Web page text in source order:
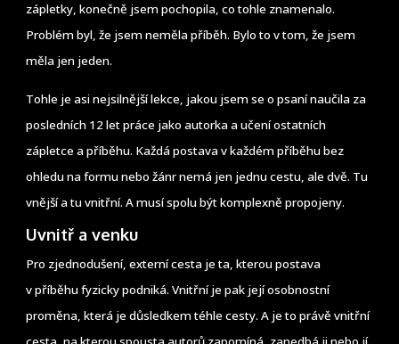
zápletky, konečně jsem pochopila, co tohle znamenalo.
Problém byl, že jsem neměla příběh. Bylo to v tom, že jsem
měla jen jeden.
Tohle je asi nejsilnější lekce, jakou jsem se o psaní naučila za
posledních 12 let práce jako autorka a učení ostatních
zápletce a příběhu. Každá postava v každém příběhu bez
ohledu na formu nebo žánr nemá jen jednu cestu, ale dvě. Tu
vnější a tu vnitřní. A musí spolu být komplexně propojeny.
Uvnitř a venku
Pro zjednodušení, externí cesta je ta, kterou postava
v příběhu fyzicky podniká. Vnitřní je pak její osobnostní
proměna, která je důsledkem téhle cesty. A je to právě vnitřní